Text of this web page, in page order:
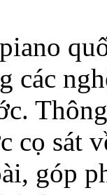
các
cọ sát
góp